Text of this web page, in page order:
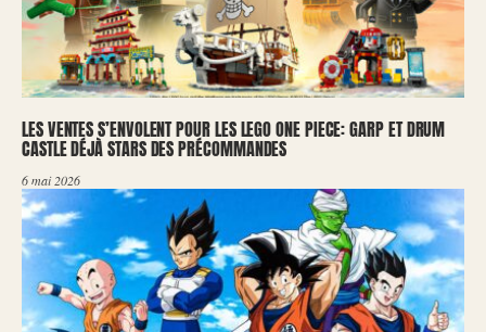
LES VENTES S’ENVOLENT POUR LES LEGO ONE PIECE: GARP ET DRUM
CASTLE DÉJÀ STARS DES PRÉCOMMANDES
6 mai 2026